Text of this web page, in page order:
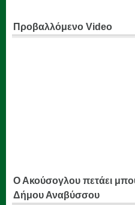
Προβαλλόμενο Video
Ο Ακούσογλου πετάει
Δήμου Αναβύσσου